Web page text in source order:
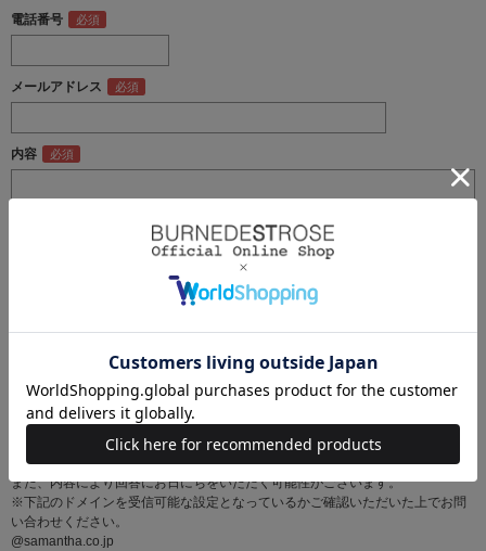
電話番号
メールアドレス
内容
※お問い合わせはサマンサタバサグループカスタマーセンター営業時間内に順
次対応いたします。
土・日・祝日にいただいたメールにつきましては、翌営業日以降にご返信いた
しますので あらかじめご了承ください。
また、内容により回答にお日にちをいただく可能性がございます。
※下記のドメインを受信可能な設定となっているかご確認いただいた上でお問
い合わせください。
@samantha.co.jp